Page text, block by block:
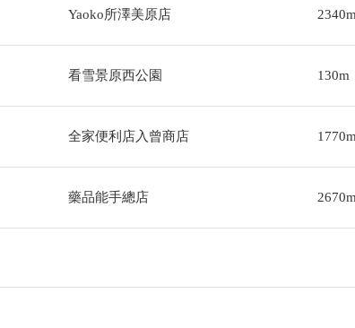
Yaoko所澤美原店 2340m
看雪景原西公園 130m
全家便利店入曾商店 1770m
藥品能手總店 2670m